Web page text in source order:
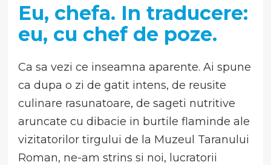
Eu, chefa. In traducere:
eu, cu chef de poze.
Ca sa vezi ce inseamna aparente. Ai spune
ca dupa o zi de gatit intens, de reusite
culinare rasunatoare, de sageti nutritive
aruncate cu dibacie in burtile flaminde ale
vizitatorilor tirgului de la Muzeul Taranului
Roman, ne-am strins si noi, lucratorii